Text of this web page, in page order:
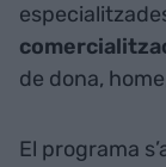
de dona,
El programa